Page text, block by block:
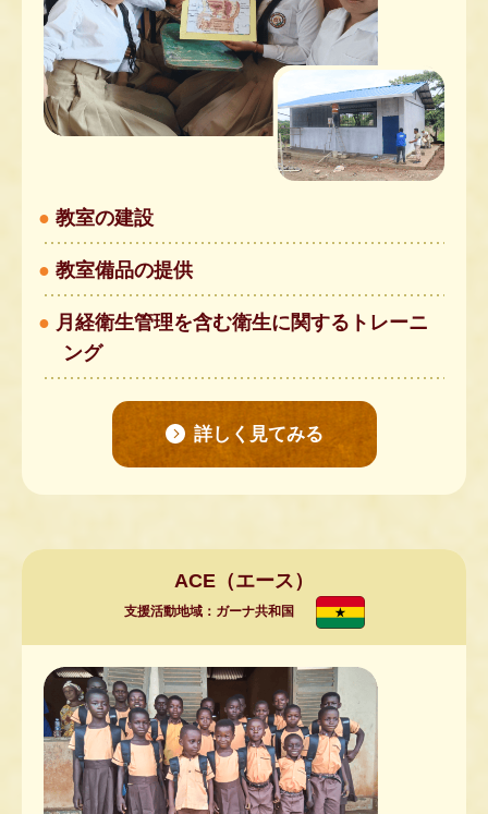
教室の建設
教室備品の提供
月経衛生管理を含む衛生に関するトレーニ
ング
詳しく見てみる
ACE（エース）
支援活動地域：ガーナ共和国